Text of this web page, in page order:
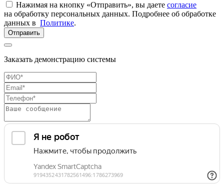
Нажимая на кнопку «Отправить», вы даете согласие
на обработку персональных данных. Подробнее об обработке
данных в Политике.
Отправить
Заказать демонстрацию системы